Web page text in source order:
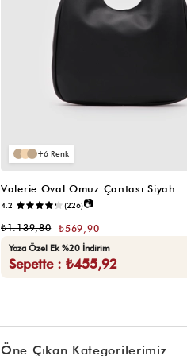
6
Valerie Oval Omuz Çantası Siyah
4.2 (226)📷
₺569,90
₺1.139,80
Yaza Özel Ek %20 İndirim
Sepette : ₺455,92
Öne Çıkan Kategorilerimiz